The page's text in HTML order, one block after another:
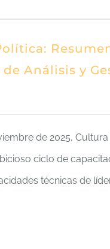
Ciclo «Herramientas de Análisis y Gestión
Análisis y
de 2025,
ciclo de
técnicas de